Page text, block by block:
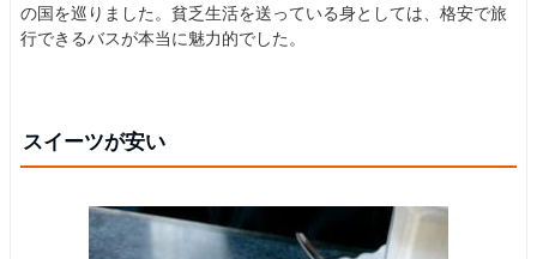
の国を巡りました。貧乏生活を送っている身としては、格安で旅
行できるバスが本当に魅力的でした。
スイーツが安い